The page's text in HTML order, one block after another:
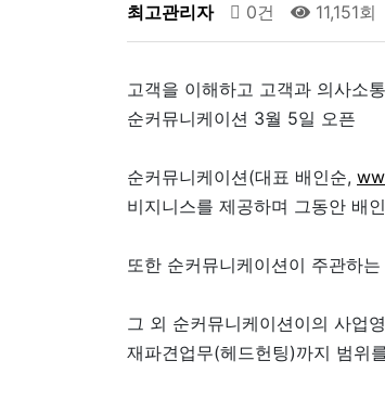
최고관리자 0건 11,151회
고객을 이해하고 고객과 의사소
순커뮤니케이션 3월 5일 오픈
순커뮤니케이션(대표 배인순,
비지니스를 제공하며 그동안 배
또한 순커뮤니케이션이 주관하
그 외 순커뮤니케이션이의 사업
재파견업무(헤드헌팅)까지 범위